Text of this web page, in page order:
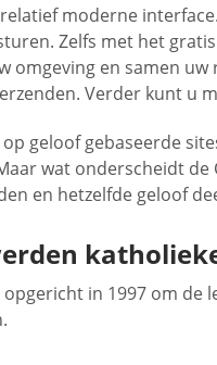
moderne
Zelfs met het
omgeving en samen
Verder kunt u
op geloof gebaseerde
wat onderscheidt de
en hetzelfde geloof
opgericht in 1997 om